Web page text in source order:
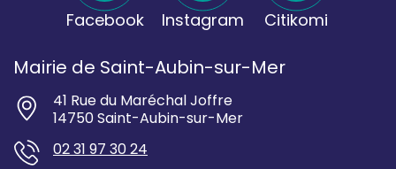
Facebook Instagram Citikomi
Mairie de Saint-Aubin-sur-Mer
41 Rue du Maréchal Joffre
14750 Saint-Aubin-sur-Mer
02 31 97 30 24